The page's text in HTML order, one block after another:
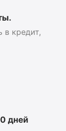
в кредит,
дней